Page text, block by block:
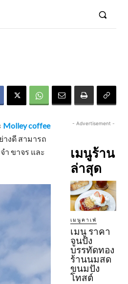
Molley coffee
งดี สามารถ
ขาจร และ
- Advertisement -
เมนูร้าน
ล่าสุด
เมนูคาเฟ่
เมนู ราคา
จูนปัง
บรรทัดทอง
ร้านนมสด
ขนมปัง
โทสต์